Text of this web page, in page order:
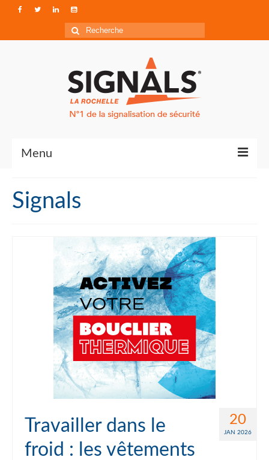
Rechercher
:
Menu
Qui sommes-nous ?
Accéder à Signals
Signals
20
JAN 2026
Travailler dans le
froid : les vêtements